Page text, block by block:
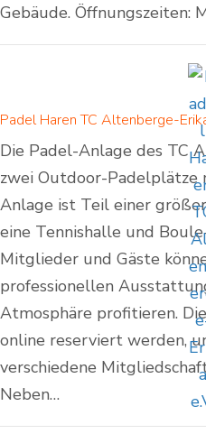
Gebäude. Öffnungszeiten:
Padel Haren TC Altenberge-
Die Padel-Anlage des TC
zwei Outdoor-Padelplätze
Anlage ist Teil einer
eine Tennishalle und
Mitglieder und Gäste
professionellen
Atmosphäre profitieren.
online reserviert werden,
verschiedene
Neben…